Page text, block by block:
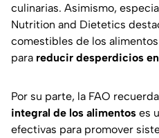
culinarias. Asimismo,
Nutrition and Dietetics
comestibles de los
para reducir desperdicios
Por su parte, la FAO
integral de los alimentos es
efectivas para promover